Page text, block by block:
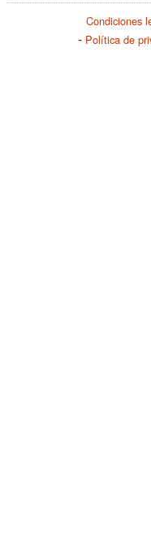
Condiciones
Política de